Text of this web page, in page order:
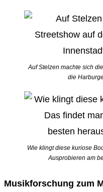
Auf Stelzen machte sich
die
Wie klingt diese kuriose
Ausprobieren am
Musikforschung zum